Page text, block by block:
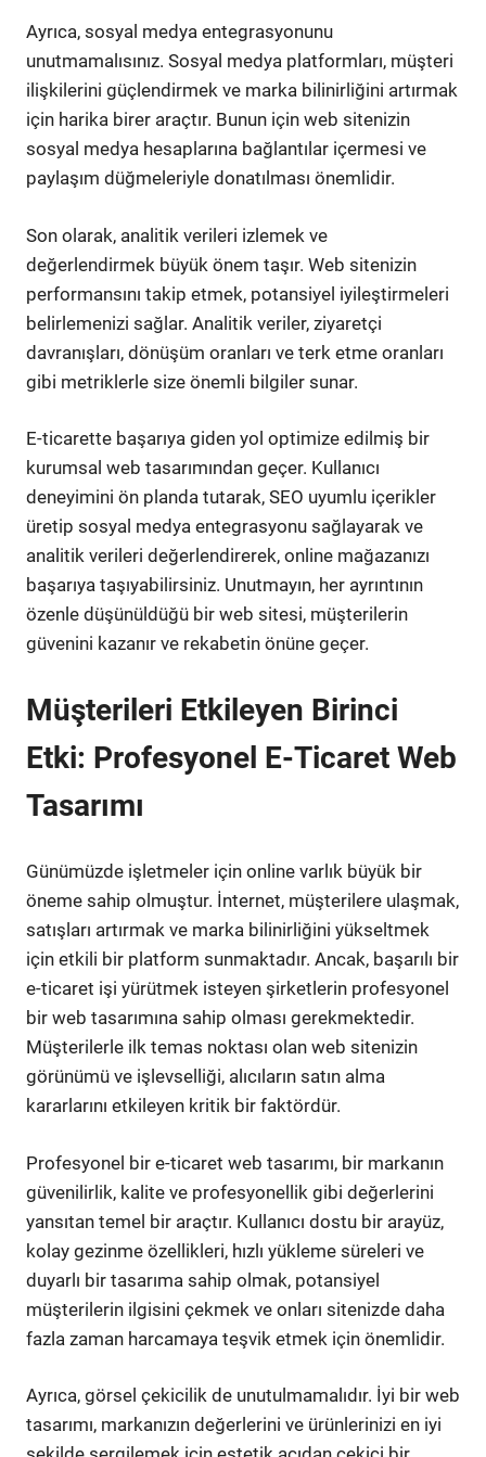
Ayrıca, sosyal medya entegrasyonunu
unutmamalısınız. Sosyal medya platformları, müşteri
ilişkilerini güçlendirmek ve marka bilinirliğini artırmak
için harika birer araçtır. Bunun için web sitenizin
sosyal medya hesaplarına bağlantılar içermesi ve
paylaşım düğmeleriyle donatılması önemlidir.
Son olarak, analitik verileri izlemek ve
değerlendirmek büyük önem taşır. Web sitenizin
performansını takip etmek, potansiyel iyileştirmeleri
belirlemenizi sağlar. Analitik veriler, ziyaretçi
davranışları, dönüşüm oranları ve terk etme oranları
gibi metriklerle size önemli bilgiler sunar.
E-ticarette başarıya giden yol optimize edilmiş bir
kurumsal web tasarımından geçer. Kullanıcı
deneyimini ön planda tutarak, SEO uyumlu içerikler
üretip sosyal medya entegrasyonu sağlayarak ve
analitik verileri değerlendirerek, online mağazanızı
başarıya taşıyabilirsiniz. Unutmayın, her ayrıntının
özenle düşünüldüğü bir web sitesi, müşterilerin
güvenini kazanır ve rekabetin önüne geçer.
Müşterileri Etkileyen Birinci
Etki: Profesyonel E-Ticaret Web
Tasarımı
Günümüzde işletmeler için online varlık büyük bir
öneme sahip olmuştur. İnternet, müşterilere ulaşmak,
satışları artırmak ve marka bilinirliğini yükseltmek
için etkili bir platform sunmaktadır. Ancak, başarılı bir
e-ticaret işi yürütmek isteyen şirketlerin profesyonel
bir web tasarımına sahip olması gerekmektedir.
Müşterilerle ilk temas noktası olan web sitenizin
görünümü ve işlevselliği, alıcıların satın alma
kararlarını etkileyen kritik bir faktördür.
Profesyonel bir e-ticaret web tasarımı, bir markanın
güvenilirlik, kalite ve profesyonellik gibi değerlerini
yansıtan temel bir araçtır. Kullanıcı dostu bir arayüz,
kolay gezinme özellikleri, hızlı yükleme süreleri ve
duyarlı bir tasarıma sahip olmak, potansiyel
müşterilerin ilgisini çekmek ve onları sitenizde daha
fazla zaman harcamaya teşvik etmek için önemlidir.
Ayrıca, görsel çekicilik de unutulmamalıdır. İyi bir web
tasarımı, markanızın değerlerini ve ürünlerinizi en iyi